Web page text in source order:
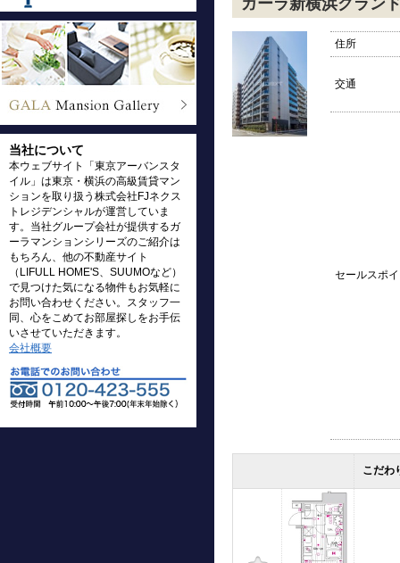
当社について
本ウェブサイト「東京アーバンスタ
イル」は東京・横浜の高級賃貸マン
ションを取り扱う株式会社FJネクス
トレジデンシャルが運営していま
す。当社グループ会社が提供するガ
ーラマンションシリーズのご紹介は
もちろん、他の不動産サイト
（LIFULL HOME'S、SUUMOなど）
で見つけた気になる物件もお気軽に
お問い合わせください。スタッフ一
同、心をこめてお部屋探しをお手伝
いさせていただきます。
会社概要
ガーラ新横浜グラン
住所
交通
セールスポ
こだわ